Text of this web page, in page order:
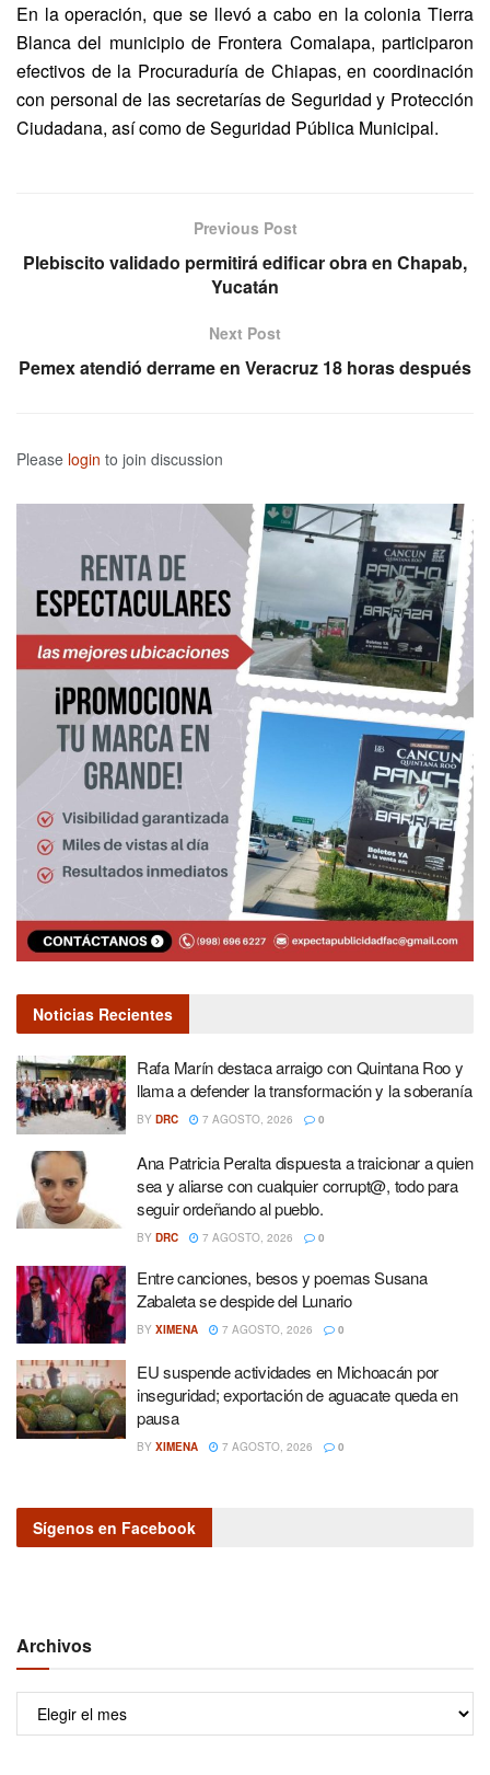
En la operación, que se llevó a cabo en la colonia Tierra
Blanca del municipio de Frontera Comalapa, participaron
efectivos de la Procuraduría de Chiapas, en coordinación
con personal de las secretarías de Seguridad y Protección
Ciudadana, así como de Seguridad Pública Municipal.
Previous Post
Plebiscito validado permitirá edificar obra en Chapab,
Yucatán
Next Post
Pemex atendió derrame en Veracruz 18 horas después
Please login to join discussion
Noticias Recientes
Rafa Marín destaca arraigo con Quintana Roo y
llama a defender la transformación y la soberanía
BY DRC 7 AGOSTO, 2026 0
Ana Patricia Peralta dispuesta a traicionar a quien
sea y aliarse con cualquier corrupt@, todo para
seguir ordeñando al pueblo.
BY DRC 7 AGOSTO, 2026 0
Entre canciones, besos y poemas Susana
Zabaleta se despide del Lunario
BY XIMENA 7 AGOSTO, 2026 0
EU suspende actividades en Michoacán por
inseguridad; exportación de aguacate queda en
pausa
BY XIMENA 7 AGOSTO, 2026 0
Sígenos en Facebook
Archivos
Archivos